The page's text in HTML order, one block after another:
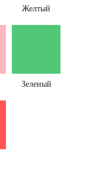
Желтый
Зеленый